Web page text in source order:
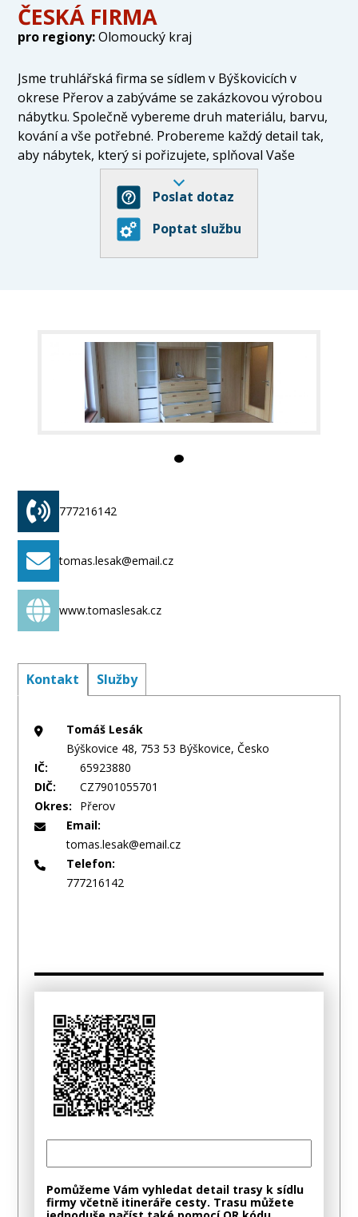
ČESKÁ FIRMA
pro regiony:Olomoucký kraj
Jsme truhlářská firma se sídlem v Býškovicích v
okrese Přerov a zabýváme se zakázkovou výrobou
nábytku. Společně vybereme druh materiálu, barvu,
kování a vše potřebné. Probereme každý detail tak,
aby nábytek, který si pořizujete, splňoval Vaše
představy a aby nebyl jen obyčejným standardem.
Samozřejmostí je doprava a montáž vyrobeného
jiné dle vašeho přání
- samonosné schody, obklady schodišť, zábradlí,
patra na spaní
- podlahy
- nerezové zábradlí
- vestavěné spotřebiče od předních výrobců na trhu.
Poslat dotaz
Poptat službu
777216142
tomas.lesak@email.cz
www.tomaslesak.cz
Kontakt Služby
Tomáš Lesák
Býškovice 48, 753 53 Býškovice, Česko
IČ:
65923880
DIČ:
CZ7901055701
Okres:
Přerov
Email:
tomas.lesak@email.cz
Telefon:
777216142
Pomůžeme Vám vyhledat detail trasy k sídlu
firmy včetně itineráře cesty. Trasu můžete